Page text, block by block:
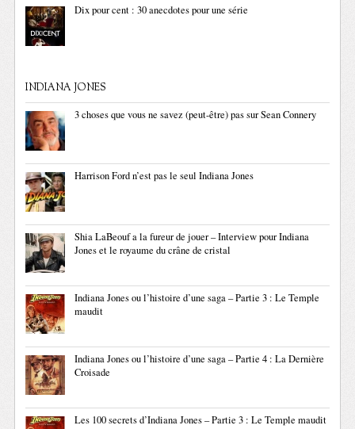
Dix pour cent : 30 anecdotes pour une série
INDIANA JONES
3 choses que vous ne savez (peut-être) pas sur Sean Connery
Harrison Ford n’est pas le seul Indiana Jones
Shia LaBeouf a la fureur de jouer – Interview pour Indiana
Jones et le royaume du crâne de cristal
Indiana Jones ou l’histoire d’une saga – Partie 3 : Le Temple
maudit
Indiana Jones ou l’histoire d’une saga – Partie 4 : La Dernière
Croisade
Les 100 secrets d’Indiana Jones – Partie 3 : Le Temple maudit